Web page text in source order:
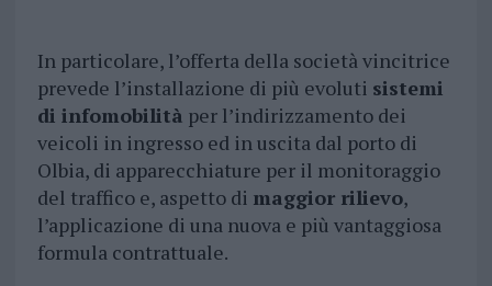
In particolare, l’offerta della società vincitrice
prevede l’installazione di più evoluti sistemi
di infomobilità per l’indirizzamento dei
veicoli in ingresso ed in uscita dal porto di
Olbia, di apparecchiature per il monitoraggio
del traffico e, aspetto di maggior rilievo,
l’applicazione di una nuova e più vantaggiosa
formula contrattuale.